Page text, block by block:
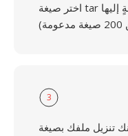
اختر صيغة tar أو أية صيغة أخرى أنت بحاجةٍ إليها
3
تنزيل ملفك بصيغة